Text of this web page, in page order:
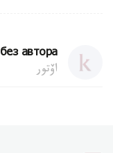
без автора
اۆتور